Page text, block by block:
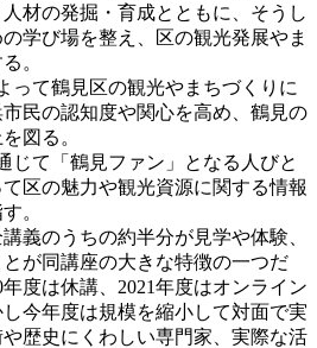
材の発掘・育成とともに、そうし
学び場を整え、区の観光発展やま
。
って鶴見区の観光やまちづくりに
民の認知度や関心を高め、鶴見の
図る。
じて「鶴見ファン」となる人びと
区の魅力や観光資源に関する情報
。
義のうちの約半分が見学や体験、
が同講座の大きな特徴の一つだ
度は休講、2021年度はオンライン
今年度は規模を縮小して対面で実
歴史にくわしい専門家、実際な活